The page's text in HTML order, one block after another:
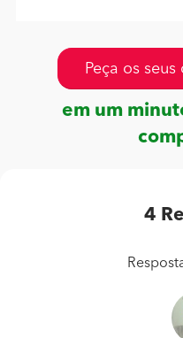
Peça os
em um
4